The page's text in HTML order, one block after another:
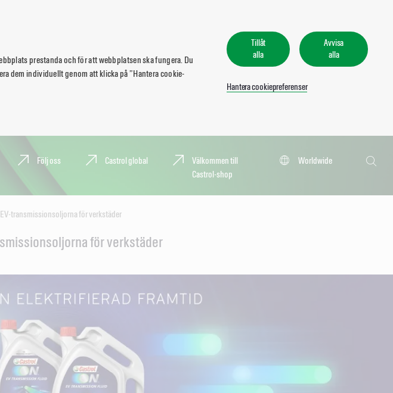
prestanda och för att webbplatsen ska fungera. Du
dem individuellt genom att klicka på ”Hantera cookie-
Tillåt
alla
Avvisa
alla
Hantera cookiepreferenser
Följ oss Castrol global
Välkommen till
Castrol-shop
Worldwide
Sök
transmissionsoljorna för verkstäder
för verkstäder